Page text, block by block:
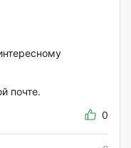
почте.
0